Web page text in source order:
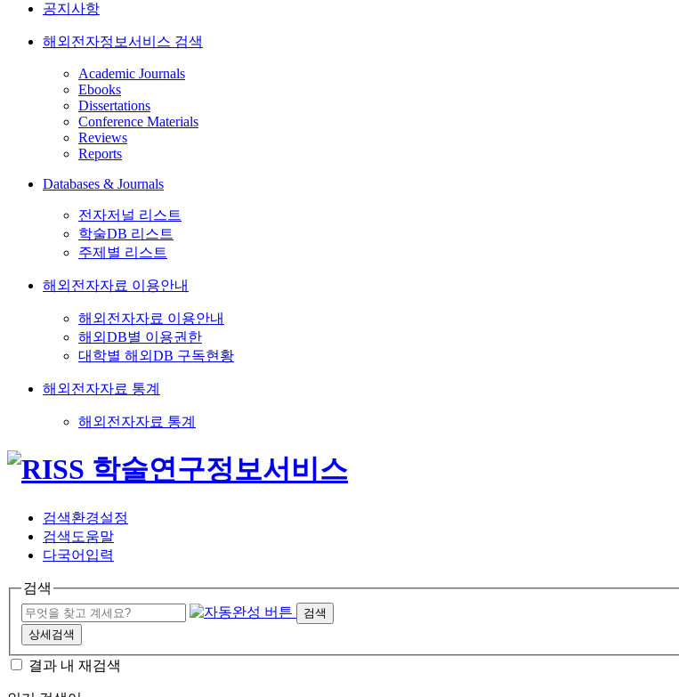
공지사항
해외전자정보서비스 검색
Academic Journals
Ebooks
Dissertations
Conference Materials
Reviews
Reports
Databases & Journals
전자저널 리스트
학술DB 리스트
주제별 리스트
해외전자자료 이용안내
해외전자자료 이용안내
해외DB별 이용권한
대학별 해외DB 구독현황
해외전자자료 통계
해외전자자료 통계
검색환경설정
검색도움말
다국어입력
검색
검색
상세검색
결과 내 재검색